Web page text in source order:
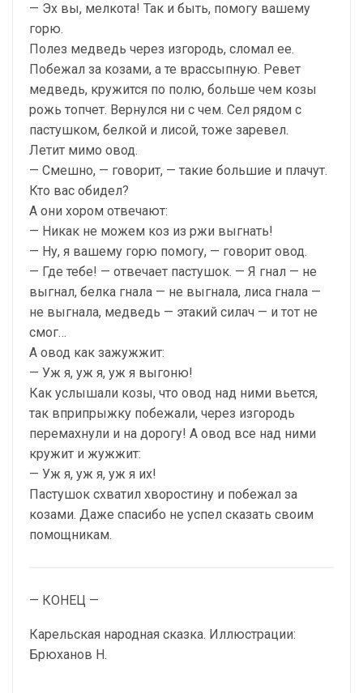
— Эх вы, мелкота! Так и быть, помогу вашему
горю.
Полез медведь через изгородь, сломал ее.
Побежал за козами, а те врассыпную. Ревет
медведь, кружится по полю, больше чем козы
рожь топчет. Вернулся ни с чем. Сел рядом с
пастушком, белкой и лисой, тоже заревел.
Летит мимо овод.
— Смешно, — говорит, — такие большие и плачут.
Кто вас обидел?
А они хором отвечают:
— Никак не можем коз из ржи выгнать!
— Ну, я вашему горю помогу, — говорит овод.
— Где тебе! — отвечает пастушок. — Я гнал — не
выгнал, белка гнала — не выгнала, лиса гнала —
не выгнала, медведь — этакий силач — и тот не
смог…
А овод как зажужжит:
— Уж я, уж я, уж я выгоню!
Как услышали козы, что овод над ними вьется,
так вприпрыжку побежали, через изгородь
перемахнули и на дорогу! А овод все над ними
кружит и жужжит:
— Уж я, уж я, уж я их!
Пастушок схватил хворостину и побежал за
козами. Даже спасибо не успел сказать своим
помощникам.
— КОНЕЦ —
Карельская народная сказка. Иллюстрации:
Брюханов Н.